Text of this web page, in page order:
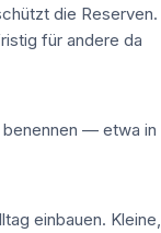
die Reserven.
für andere da
benennen — etwa in
einbauen. Kleine,